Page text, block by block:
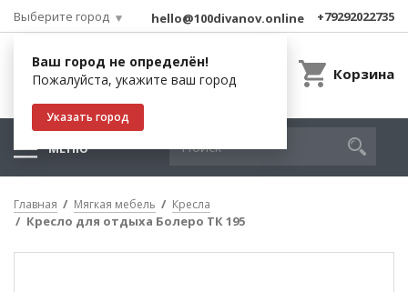
Выберите город
Ваш город не определён!
Пожалуйста, укажите ваш город
Указать город
hello@100divanov.online +79292022735
Корзина
МЕНЮ
Главная Мягкая мебель Кресла
Кресло для отдыха Болеро ТК 195